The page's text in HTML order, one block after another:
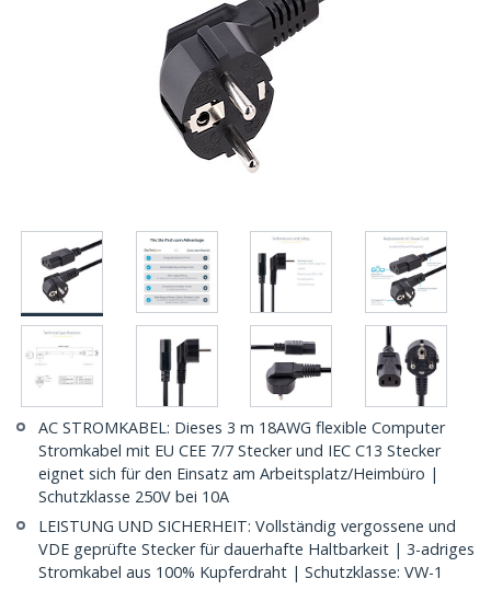
AC STROMKABEL: Dieses 3 m 18AWG flexible Computer
Stromkabel mit EU CEE 7/7 Stecker und IEC C13 Stecker
eignet sich für den Einsatz am Arbeitsplatz/Heimbüro |
Schutzklasse 250V bei 10A
LEISTUNG UND SICHERHEIT: Vollständig vergossene und
VDE geprüfte Stecker für dauerhafte Haltbarkeit | 3-adriges
Stromkabel aus 100% Kupferdraht | Schutzklasse: VW-1